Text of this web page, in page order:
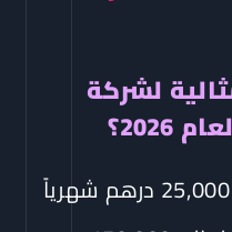
لشركة
الميزانية المثالية تبدأ من 25,000 درهم شهرياً